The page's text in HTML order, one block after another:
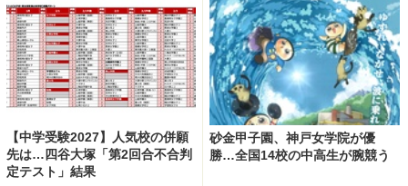
【中学受験2027】人気校の併願
先は…四谷大塚「第2回合不合判
定テスト」結果
砂金甲子園、神戸女学院が優
勝…全国14校の中高生が腕競う